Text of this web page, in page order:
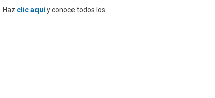
. Haz clic aquíy conoce todos los